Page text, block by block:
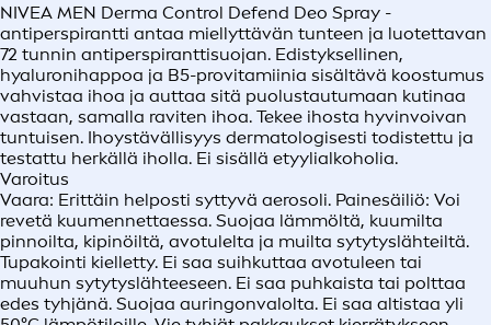
NIVEA MEN Derma Control Defend Deo Spray -
antiperspirantti antaa miellyttävän tunteen ja luotettavan
72 tunnin antiperspiranttisuojan. Edistyksellinen,
hyaluronihappoa ja B5-provitamiinia sisältävä koostumus
vahvistaa ihoa ja auttaa sitä puolustautumaan kutinaa
vastaan, samalla raviten ihoa. Tekee ihosta hyvinvoivan
tuntuisen. Ihoystävällisyys dermatologisesti todistettu ja
testattu herkällä iholla. Ei sisällä etyylialkoholia.
Varoitus
Vaara: Erittäin helposti syttyvä aerosoli. Painesäiliö: Voi
revetä kuumennettaessa. Suojaa lämmöltä, kuumilta
pinnoilta, kipinöiltä, avotulelta ja muilta sytytyslähteiltä.
Tupakointi kielletty. Ei saa suihkuttaa avotuleen tai
muuhun sytytyslähteeseen. Ei saa puhkaista tai polttaa
edes tyhjänä. Suojaa auringonvalolta. Ei saa altistaa yli